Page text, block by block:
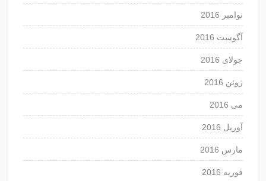
نوامبر 2016
آگوست 2016
جولای 2016
ژوئن 2016
می 2016
آوریل 2016
مارس 2016
فوریه 2016